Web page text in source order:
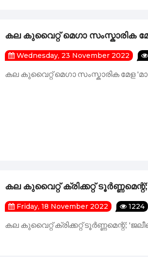
മലയാളം മിഷൻ കുവൈറ്റ്‌ ചാപ്റ്റർ
മരണാനന്തര സഹായം കൈമാറി.
കല കുവൈറ്റ് മെഗാ സംസ്കാരിക
Wednesday, 23 November 2022
കല കുവൈറ്റ് മെഗാ സംസ്കാരിക
കല കുവൈറ്റ് ക്രിക്കറ്റ്
Friday, 18 November 2022 1224
കല കുവൈറ്റ് ക്രിക്കറ്റ് ടൂർണ്ണമെന്റ്;